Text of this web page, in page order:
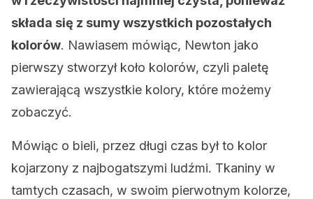
składa się z sumy wszystkich pozostałych
kolorów. Nawiasem mówiąc, Newton jako
pierwszy stworzył koło kolorów, czyli paletę
zawierającą wszystkie kolory, które możemy
zobaczyć.
Mówiąc o bieli, przez długi czas był to kolor
kojarzony z najbogatszymi ludźmi. Tkaniny w
tamtych czasach, w swoim pierwotnym kolorze,